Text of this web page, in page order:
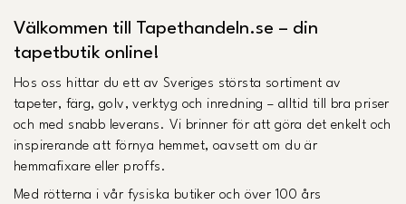
Välkommen till Tapethandeln.se – din
tapetbutik online!
Hos oss hittar du ett av Sveriges största sortiment av
tapeter, färg, golv, verktyg och inredning – alltid till bra priser
och med snabb leverans. Vi brinner för att göra det enkelt och
inspirerande att förnya hemmet, oavsett om du är
hemmafixare eller proffs.
Med rötterna i vår fysiska butiker och över 100 års